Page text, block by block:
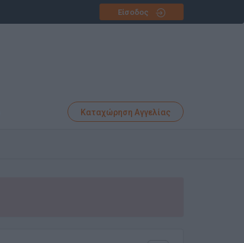
Είσοδος
Καταχώρηση Αγγελίας